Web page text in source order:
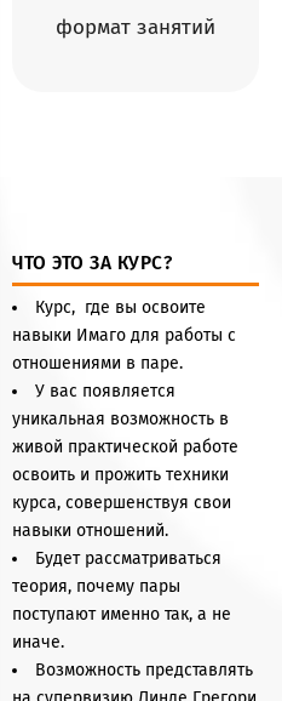
формат занятий
ЧТО ЭТО ЗА КУРС?
Курс, где вы освоите
навыки Имаго для работы с
отношениями в паре.
У вас появляется
уникальная возможность в
живой практической работе
освоить и прожить техники
курса, совершенствуя свои
навыки отношений.
Будет рассматриваться
теория, почему пары
поступают именно так, а не
иначе.
Возможность представлять